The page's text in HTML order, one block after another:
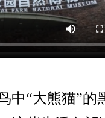
“大熊猫”的